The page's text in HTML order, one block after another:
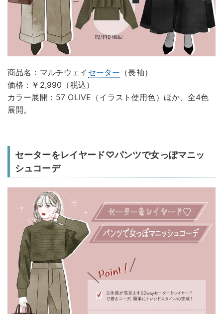
商品名：マルチウェイ セーター （長袖）
価格：￥2,990（税込）
カラー展開：57 OLIVE（イラスト使用色）ほか、全4色
展開。
セーターをレイヤード♡パンツで女っぽマニッ
シュコーデ